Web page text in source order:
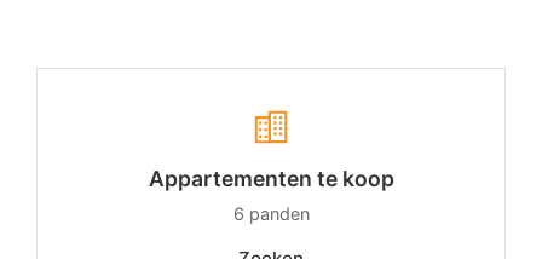
Appartementen te koop
6 panden